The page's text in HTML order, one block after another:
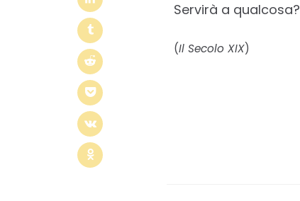
Servirà a qualcosa?
(Il Secolo XIX)